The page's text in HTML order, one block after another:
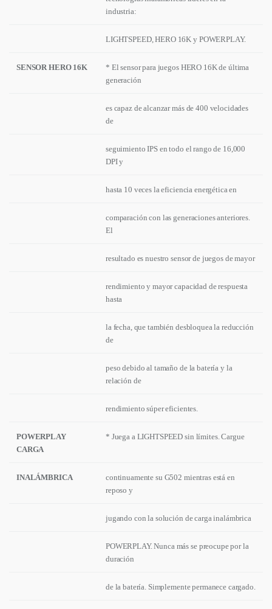
industria:
LIGHTSPEED, HERO 16K y POWERPLAY.
SENSOR HERO 16K
* El sensor para juegos HERO 16K de última
generación
es capaz de alcanzar más de 400 velocidades
de
seguimiento IPS en todo el rango de 16,000
DPI y
hasta 10 veces la eficiencia energética en
comparación con las generaciones anteriores.
El
resultado es nuestro sensor de juegos de mayor
rendimiento y mayor capacidad de respuesta
hasta
la fecha, que también desbloquea la reducción
de
peso debido al tamaño de la batería y la
relación de
rendimiento súper eficientes.
POWERPLAY
CARGA
* Juega a LIGHTSPEED sin límites. Cargue
INALÁMBRICA
continuamente su G502 mientras está en
reposo y
jugando con la solución de carga inalámbrica
POWERPLAY. Nunca más se preocupe por la
duración
de la batería. Simplemente permanece cargado.